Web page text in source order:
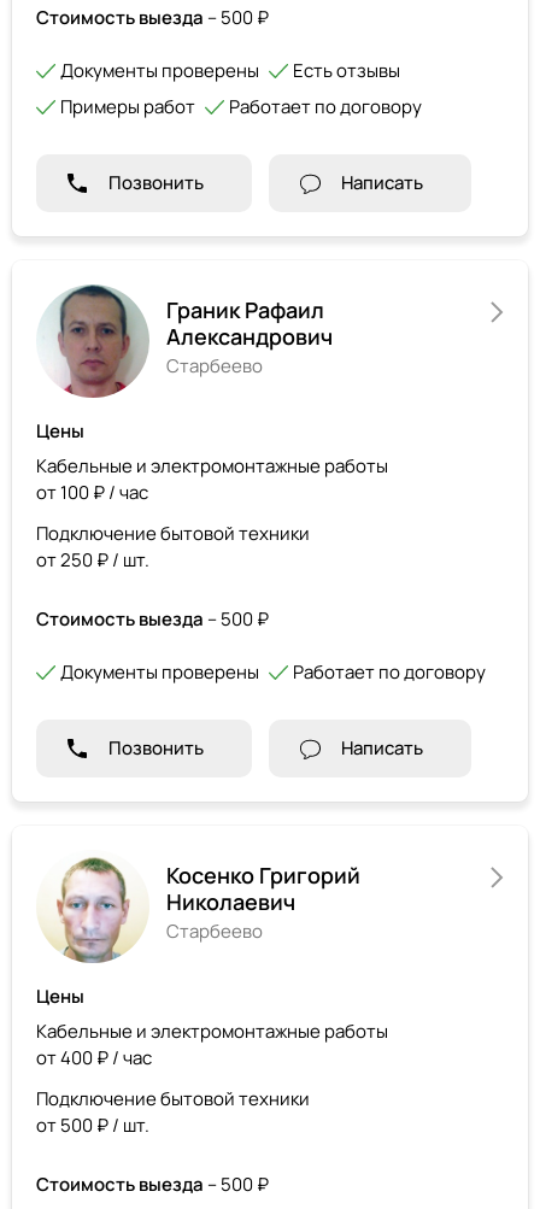
Стоимость выезда – 500 ₽
Документы проверены
Есть отзывы
Примеры работ
Работает по договору
Позвонить Написать
Граник Рафаил
Александрович
Старбеево
Цены
Кабельные и электромонтажные работы
от 100 ₽ / час
Подключение бытовой техники
от 250 ₽ / шт.
Стоимость выезда – 500 ₽
Документы проверены Работает по договору
Позвонить Написать
Косенко Григорий
Николаевич
Старбеево
Цены
Кабельные и электромонтажные работы
от 400 ₽ / час
Подключение бытовой техники
от 500 ₽ / шт.
Стоимость выезда – 500 ₽